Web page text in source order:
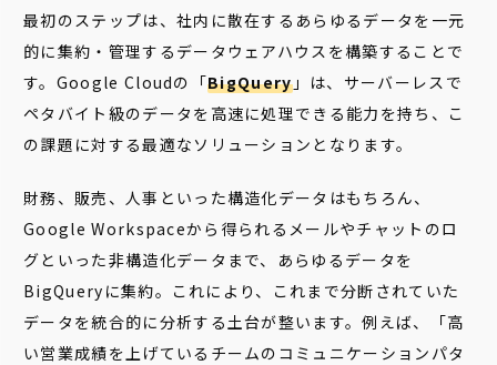
最初のステップは、社内に散在するあらゆるデータを一元
的に集約・管理するデータウェアハウスを構築することで
す。Google Cloudの「BigQuery」は、サーバーレスで
ペタバイト級のデータを高速に処理できる能力を持ち、こ
の課題に対する最適なソリューションとなります。
財務、販売、人事といった構造化データはもちろん、
Google Workspaceから得られるメールやチャットのロ
グといった非構造化データまで、あらゆるデータを
BigQueryに集約。これにより、これまで分断されていた
データを統合的に分析する土台が整います。例えば、「高
い営業成績を上げているチームのコミュニケーションパタ